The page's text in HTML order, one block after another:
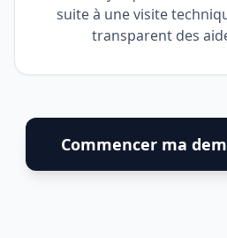
suite à une visite
transparent des
Commencer ma